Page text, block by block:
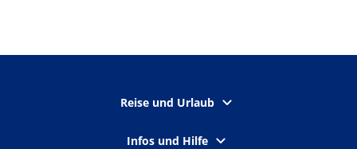
Reise und Urlaub
Infos und Hilfe